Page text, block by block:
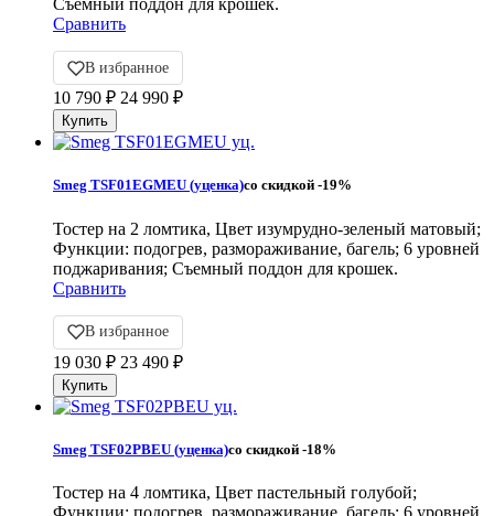
Съемный поддон для крошек.
Сравнить
В избранное
10 790 ₽ 24 990 ₽
Smeg TSF01EGMEU (уценка)со скидкой -19%
Тостер на 2 ломтика, Цвет изумрудно-зеленый матовый;
Функции: подогрев, размораживание, багель; 6 уровней
поджаривания; Съемный поддон для крошек.
Сравнить
В избранное
19 030 ₽ 23 490 ₽
Smeg TSF02PBEU (уценка)со скидкой -18%
Тостер на 4 ломтика, Цвет пастельный голубой;
Функции: подогрев, размораживание, багель; 6 уровней